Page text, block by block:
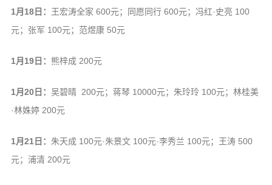
1月18日： 王宏涛全家 600元；同愿同行 600元；冯红·史亮 100
元；张军 100元；范煜康 50元
1月19日： 熊梓成 200元
1月20日： 吴碧晴 200元；蒋琴 10000元；朱玲玲 100元；林桂美
·林姝婷 200元
1月21日： 朱天成 100元·朱景文 100元·李秀兰 100元；王涛 500
元；浦清 200元